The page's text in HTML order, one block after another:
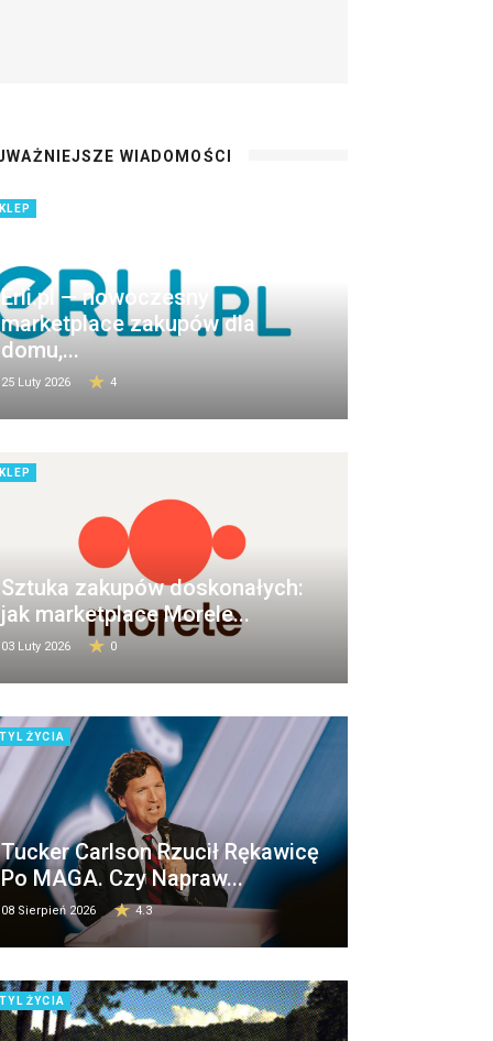
WIADOMOŚCI
Erli.pl — nowoczesny
marketplace zakupów dla
domu,...
25 Luty 2026 4
Sztuka zakupów doskonałych:
jak marketplace Morele...
03 Luty 2026 0
ŻYCIA
Tucker Carlson Rzucił Rękawicę
Po MAGA. Czy Napraw...
08 Sierpień 2026 4.3
ŻYCIA